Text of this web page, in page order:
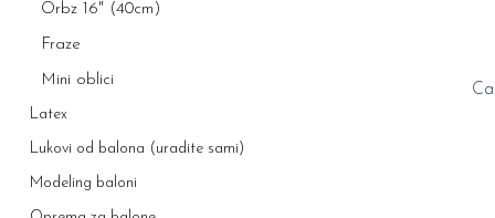
Orbz 16" (40cm)
Fraze
Mini oblici
Latex
Lukovi od balona (uradite sami)
Modeling baloni